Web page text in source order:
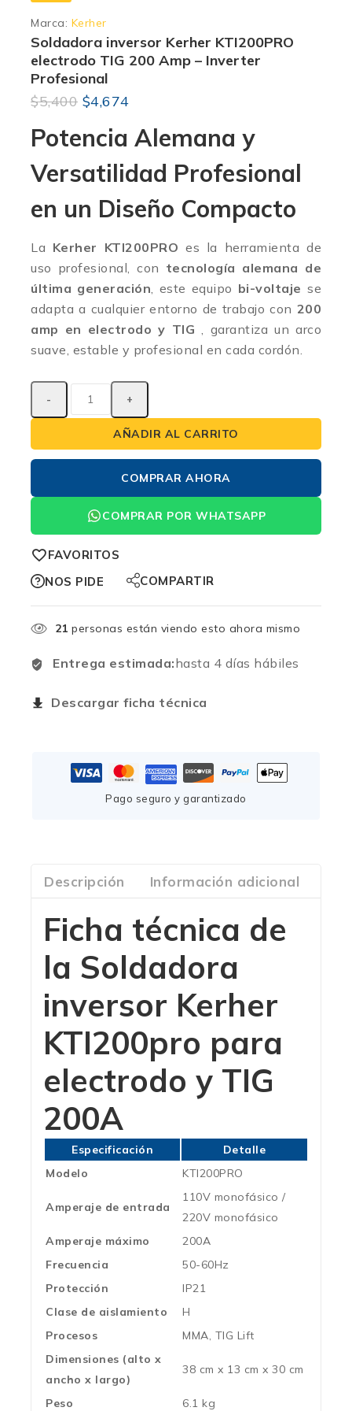
Marca: Kerher
Soldadora inversor Kerher KTI200PRO
electrodo TIG 200 Amp – Inverter
Profesional
$5,400 $4,674
Potencia Alemana y
Versatilidad Profesional
en un Diseño Compacto
La Kerher KTI200PRO es la herramienta de
uso profesional, con tecnología alemana de
última generación, este equipo bi-voltaje se
adapta a cualquier entorno de trabajo con 200
amp en electrodo y TIG , garantiza un arco
suave, estable y profesional en cada cordón.
AÑADIR AL CARRITO
COMPRAR AHORA
COMPRAR POR WHATSAPP
FAVORITOS
NOS PIDE
COMPARTIR
21 personas están viendo esto ahora mismo
Entrega estimada:hasta 4 días hábiles
Descargar ficha técnica
Pago seguro y garantizado
Descripción Información adicional
Ficha técnica de
la Soldadora
inversor Kerher
KTI200pro para
electrodo y TIG
200A
Especificación
Detalle
Modelo
KTI200PRO
Amperaje de entrada
110V monofásico /
220V monofásico
Amperaje máximo
200A
Frecuencia
50-60Hz
Protección
IP21
Clase de aislamiento
H
Procesos
MMA, TIG Lift
Dimensiones (alto x
ancho x largo)
38 cm x 13 cm x 30 cm
Peso 6.1 kg